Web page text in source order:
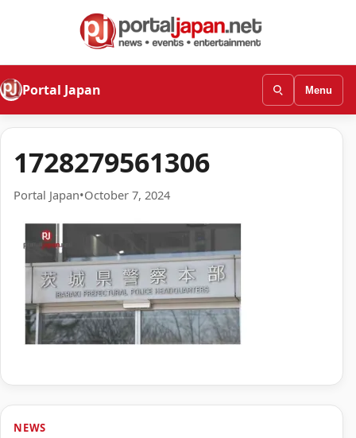
Portal Japan Menu
1728279561306
Portal Japan•October 7, 2024
NEWS